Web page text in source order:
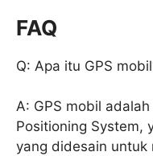
FAQ
Q: Apa itu GPS
A: GPS mobil
Positioning System,
yang didesain untuk